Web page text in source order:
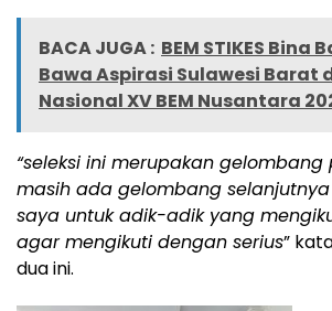
BACA JUGA : BEM STIKES Bina
Bawa Aspirasi Sulawesi Barat
Nasional XV BEM Nusantara
“seleksi ini merupakan
masih ada gelombang
saya untuk adik-adik yang
agar mengikuti dengan serius”
dua ini.